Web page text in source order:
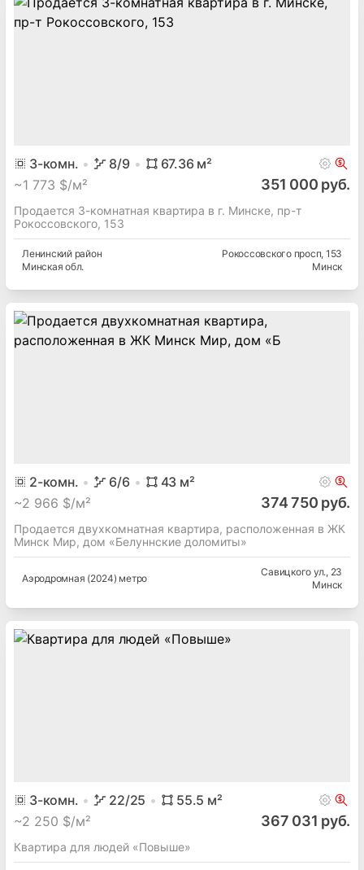
3-комн. 8/9 67.36м²
~1 773 $/м² 351 000 руб.
Продается 3-комнатная квартира в г. Минске, пр-т
Рокоссовского, 153
Ленинский район
Минская обл.
Рокоссовского просп, 153
Минск
2-комн. 6/6 43 м²
~2 966 $/м² 374 750 руб.
Продается двухкомнатная квартира, расположенная в ЖК
Минск Мир, дом «Белуннские доломиты»
Аэродромная (2024) метро
Савицкого ул., 23
Минск
3-комн. 22/25 55.5 м²
~2 250 $/м² 367 031 руб.
Квартира для людей «Повыше»